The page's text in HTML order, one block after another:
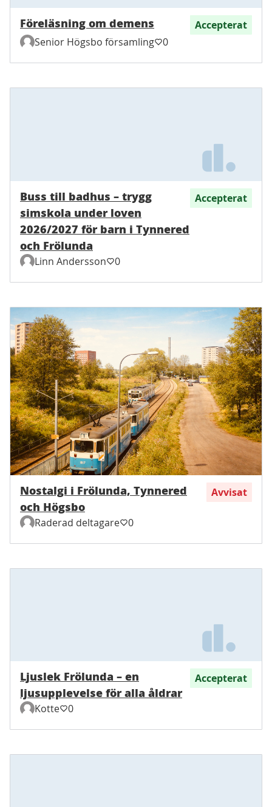
Föreläsning om demens
Accepterat
Senior Högsbo församling
0
Buss till badhus – trygg
simskola under loven
2026/2027 för barn i Tynnered
och Frölunda
Accepterat
Linn Andersson 0
Nostalgi i Frölunda, Tynnered
och Högsbo
Avvisat
Raderad deltagare 0
Ljuslek Frölunda – en
ljusupplevelse för alla åldrar
Accepterat
Kotte 0